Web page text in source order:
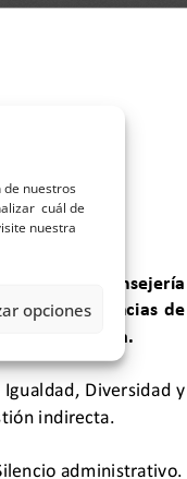
de nuestros
cuál de
nuestra
opciones